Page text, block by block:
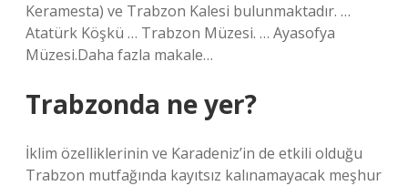
Keramesta) ve Trabzon Kalesi bulunmaktadır. …
Atatürk Köşkü … Trabzon Müzesi. … Ayasofya
Müzesi.Daha fazla makale…
Trabzonda ne yer?
İklim özelliklerinin ve Karadeniz’in de etkili olduğu
Trabzon mutfağında kayıtsız kalınamayacak meşhur